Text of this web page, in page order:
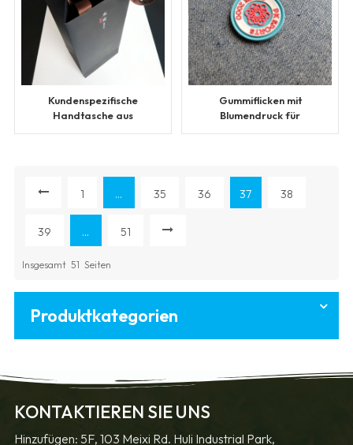
Kundenspezifische
Handtasche aus
Gummiflicken mit
Blumendruck für
1 ... 35 36 37 38
39 ... 51
Insgesamt 51 Seiten
Produktkategorien
KONTAKTIEREN SIE UNS
Hinzufügen: 5F, 103 Meixi Rd. Huli Industrial Park,